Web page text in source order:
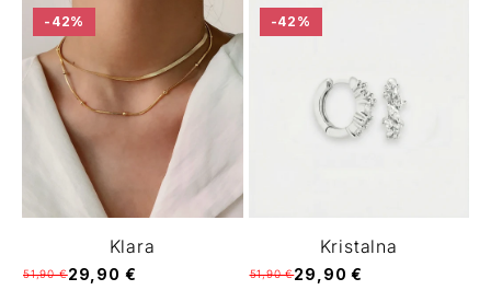
-42%
Klara
51,90 €29,90 €
-42%
Kristalna
51,90 €29,90 €